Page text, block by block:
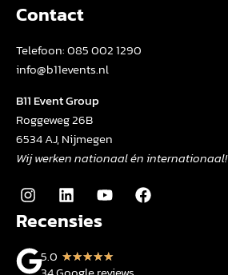
Contact
Telefoon:085 002 1290
info@b11events.nl
B11 Event Group
Roggeweg 26B
6534 AJ, Nijmegen
Wij werken nationaal én internationaal!
Recensies
5.0 ★★★★★